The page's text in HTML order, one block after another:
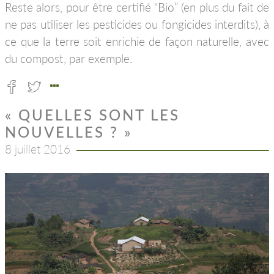
Reste alors, pour être certifié “Bio” (en plus du fait de
ne pas utiliser les pesticides ou fongicides interdits), à
ce que la terre soit enrichie de façon naturelle, avec
du compost, par exemple.
« QUELLES SONT LES
NOUVELLES ? »
8 juillet 2016